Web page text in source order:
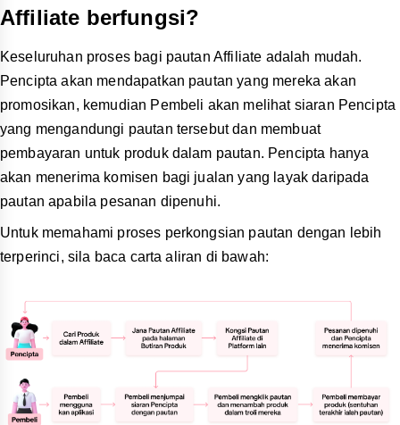
Selain butangSalin Pautan
dalam Langkah 3, mengetik
pada saluran media sosial lain juga akan menjana Pautan
Affiliate Produk untuk terus berkongsi pada saluran pilihan
anda.
Cth. Jika anda memilih Facebook, anda akan dihalakan ke
halaman siaran status Facebook dengan pautan yang